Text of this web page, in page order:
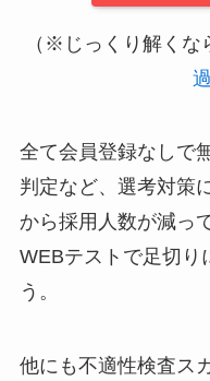
（※じっくり解く
全て会員登録なしで
判定など、選考対策
から採用人数が減っ
WEBテストで足切り
う。
他にも不適性検査ス